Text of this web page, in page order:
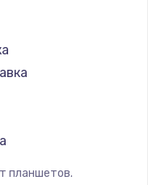
/ демонтаж
планшетов.